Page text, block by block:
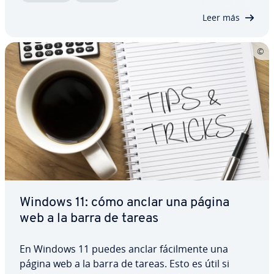
Leer más
Windows 11: cómo anclar una página
web a la barra de tareas
En Windows 11 puedes anclar fá­ci­l­me­n­te una
página web a la barra de tareas. Esto es útil si